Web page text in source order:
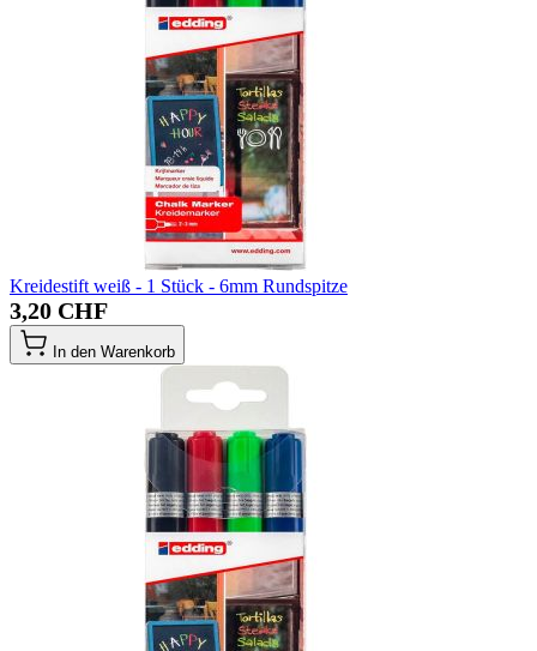
Kreidestift weiß - 1 Stück - 6mm Rundspitze
3,20 CHF
In den Warenkorb